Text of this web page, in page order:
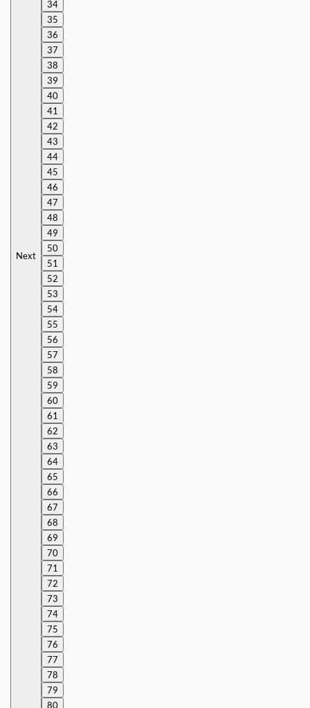
Next
34
35
36
37
38
39
40
41
42
43
44
45
46
47
48
49
50
51
52
53
54
55
56
57
58
59
60
61
62
63
64
65
66
67
68
69
70
71
72
73
74
75
76
77
78
79
80